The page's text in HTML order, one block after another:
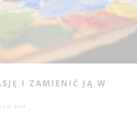
I ZAMIENIĆ JĄ W
LIP 2024